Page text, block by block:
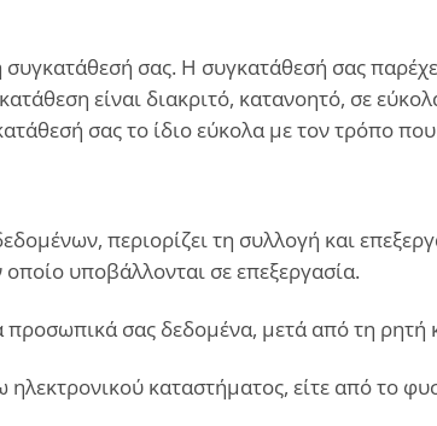
συγκατάθεσή σας. Η συγκατάθεσή σας
είναι διακριτό, κατανοητό, σε
σας το ίδιο εύκολα με τον τρόπο
περιορίζει τη συλλογή και
υποβάλλονται σε επεξεργασία.
σας δεδομένα, μετά από τη
καταστήματος, είτε από το